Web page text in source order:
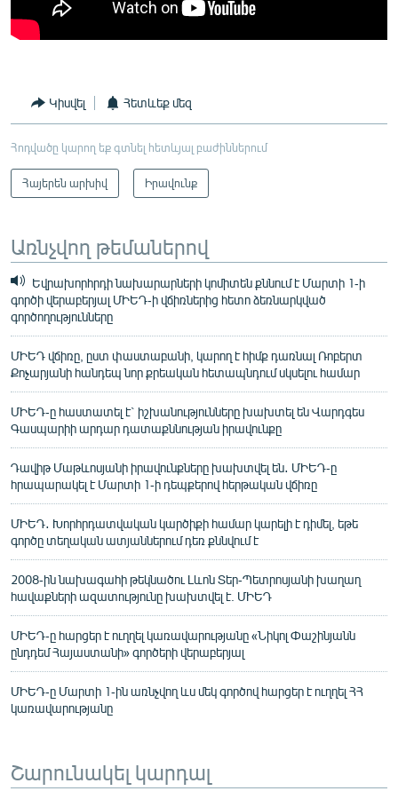
Կիսվել Հետևեք մեզ
Հոդվածը կարող եք գտնել հետևյալ բաժիններում
Հայերեն արխիվ Իրավունք
Առնչվող թեմաներով
Եվրախորհրդի նախարարների կոմիտեն քննում է Մարտի 1-ի
գործի վերաբերյալ ՄԻԵԴ-ի վճիռներից հետո ձեռնարկված
գործողությունները
ՄԻԵԴ վճիռը, ըստ փաստաբանի, կարող է հիմք դառնալ Ռոբերտ
Քոչարյանի հանդեպ նոր քրեական հետապնդում սկսելու համար
ՄԻԵԴ-ը հաստատել է` իշխանությունները խախտել են Վարդգես
Գասպարիի արդար դատաքննության իրավունքը
Դավիթ Մաթևոսյանի իրավունքները խախտվել են․ ՄԻԵԴ-ը
հրապարակել է Մարտի 1-ի դեպքերով հերթական վճիռը
ՄԻԵԴ․ Խորհրդատվական կարծիքի համար կարելի է դիմել, եթե
գործը տեղական ատյաններում դեռ քննվում է
2008-ին նախագահի թեկնածու Լևոն Տեր-Պետրոսյանի խաղաղ
հավաքների ազատությունը խախտվել է. ՄԻԵԴ
ՄԻԵԴ-ը հարցեր է ուղղել կառավարությանը «Նիկոլ Փաշինյանն
ընդդեմ Հայաստանի» գործերի վերաբերյալ
ՄԻԵԴ-ը Մարտի 1-ին առնչվող ևս մեկ գործով հարցեր է ուղղել ՀՀ
կառավարությանը
Շարունակել կարդալ